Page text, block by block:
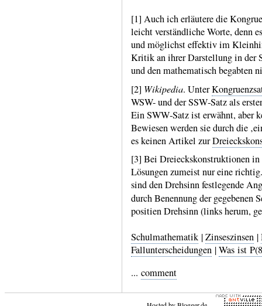
[1] Auch ich erläutere die
leicht ver­ständ­liche Worte, denn
und mög­lichst effektiv im
Kritik an ihrer Dar­stellung in der
und den mathe­matisch begabten
[2] Wikipedia. Unter
WSW- und der SSW‑Satz als
Ein SWW‑Satz ist erwähnt, aber
Bewie­sen werden sie durch die
es keinen Artikel zur
[3] Bei Dreiecks­konstruk­tionen
Lösungen zumeist nur eine
sind den Drehsinn fest­legende
durch Benen­nung der gege­benen
posi­tien Dreh­sinn (links herum,
Schulmathematik |Zinseszinsen |
Fallunterscheidungen |Was ist
... comment